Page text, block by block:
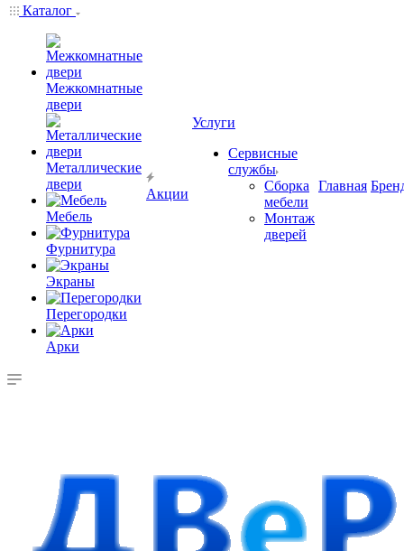
Каталог
Межкомнатные
двери
Металлические
двери
Мебель
Фурнитура
Экраны
Перегородки
Арки
Акции
Услуги
Сервисные
службы
Сборка
мебели
Монтаж
дверей
Главная